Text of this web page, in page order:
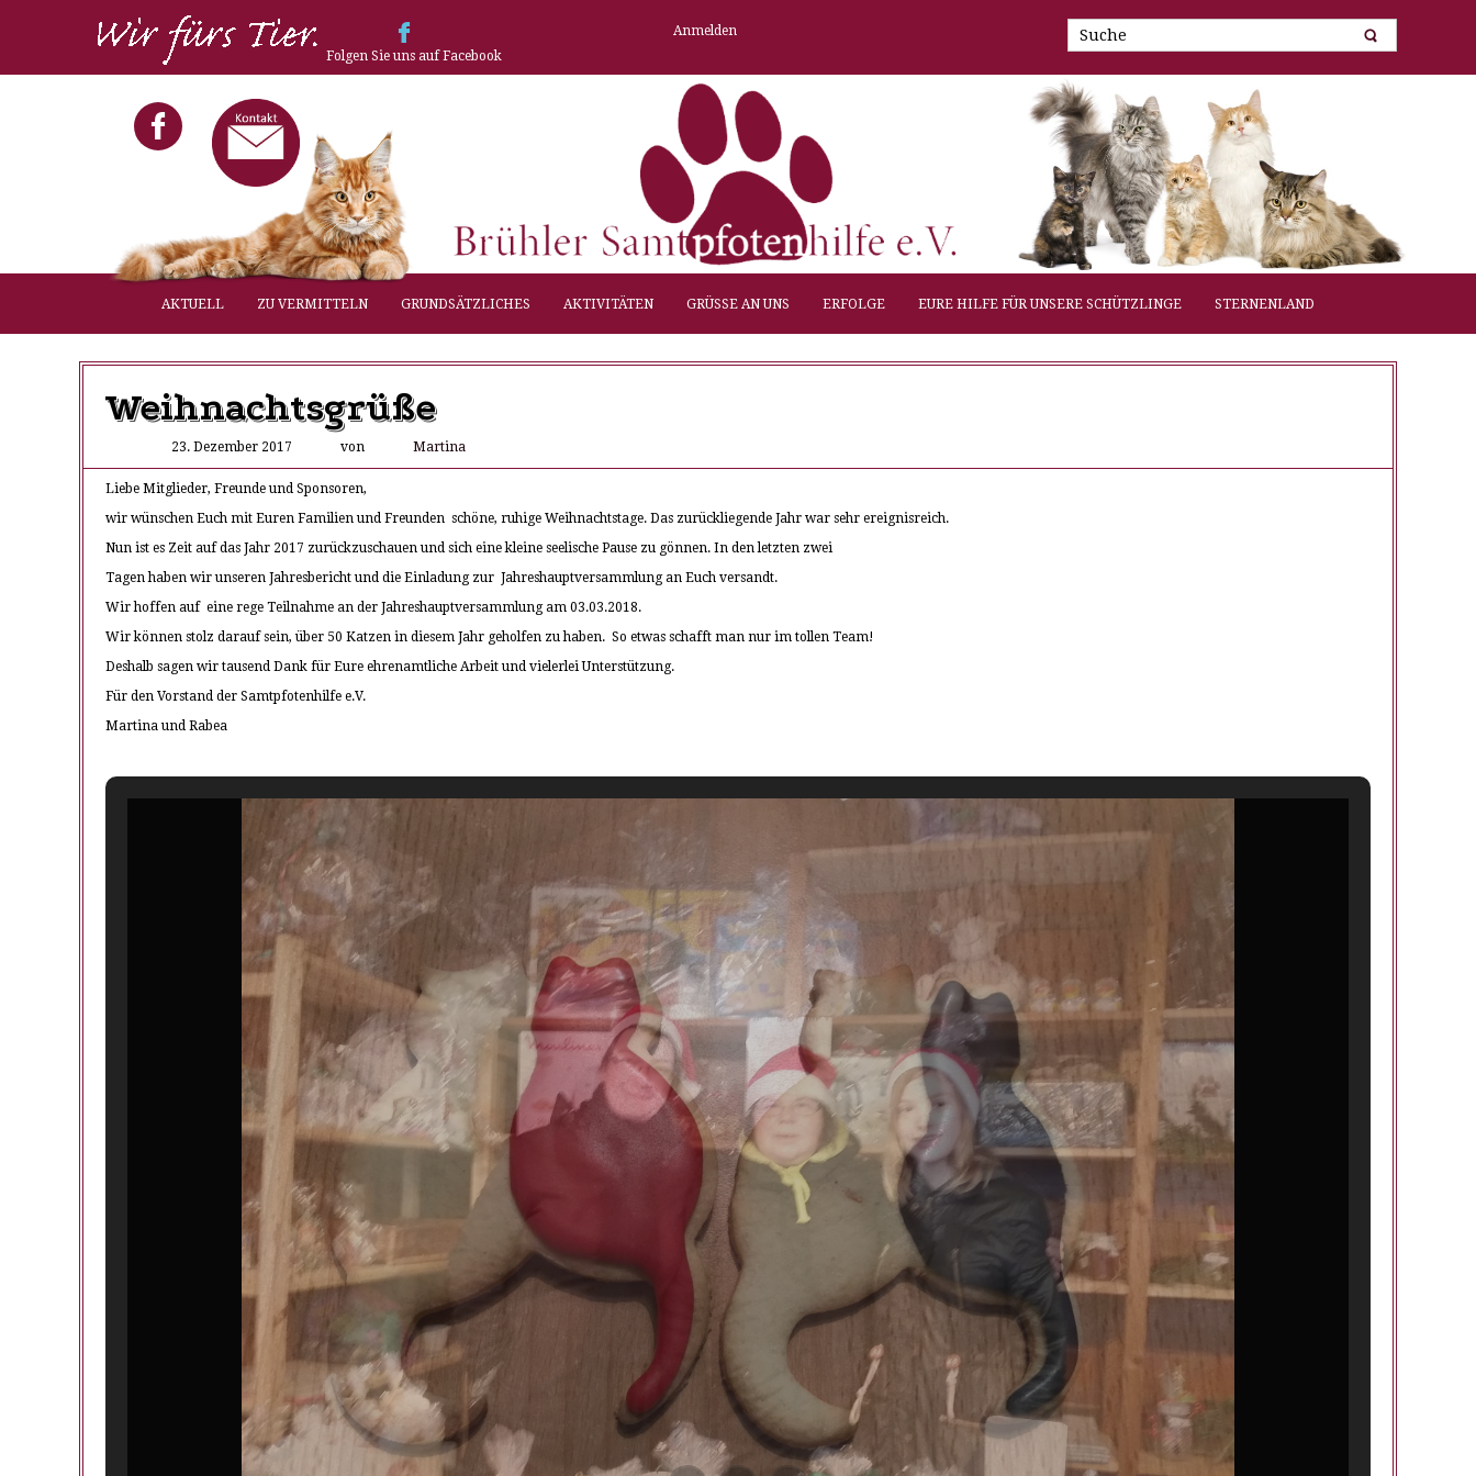
Anmelden
Folgen Sie uns auf Facebook
AKTUELL ZU VERMITTELN GRUNDSÄTZLICHES AKTIVITÄTEN GRÜSSE AN UNS ERFOLGE EURE HILFE FÜR UNSERE SCHÜTZLINGE STERNENLAND
Weihnachtsgrüße
23. Dezember 2017 von Martina
Liebe Mitglieder, Freunde und Sponsoren,
wir wünschen Euch mit Euren Familien und Freunden schöne, ruhige Weihnachtstage. Das zurückliegende Jahr war sehr ereignisreich.
Nun ist es Zeit auf das Jahr 2017 zurückzuschauen und sich eine kleine seelische Pause zu gönnen. In den letzten zwei
Tagen haben wir unseren Jahresbericht und die Einladung zur Jahreshauptversammlung an Euch versandt.
Wir hoffen auf eine rege Teilnahme an der Jahreshauptversammlung am 03.03.2018.
Wir können stolz darauf sein, über 50 Katzen in diesem Jahr geholfen zu haben. So etwas schafft man nur im tollen Team!
Deshalb sagen wir tausend Dank für Eure ehrenamtliche Arbeit und vielerlei Unterstützung.
Für den Vorstand der Samtpfotenhilfe e.V.
Martina und Rabea